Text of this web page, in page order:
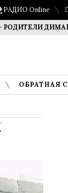
РАДИО Online
ДИМАША
ОБРАТНАЯ